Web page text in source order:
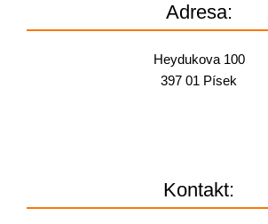
Adresa:
Heydukova 100
397 01 Písek
Kontakt: